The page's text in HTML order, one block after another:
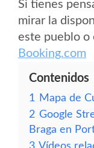
Si tienes
mirar la
este pueblo o
Booking.com
Contenidos
1
Mapa de
2 Google
Braga en
3 Vídeos